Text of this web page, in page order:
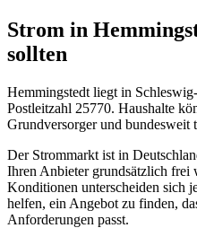
Strom in
sollten
Hemmingstedt liegt in
Postleitzahl 25770. Haushalte
Grundversorger und bundesweit
Der Strommarkt ist in
Ihren Anbieter grundsätzlich frei
Konditionen unterscheiden sich
helfen, ein Angebot zu finden,
Anforderungen passt.